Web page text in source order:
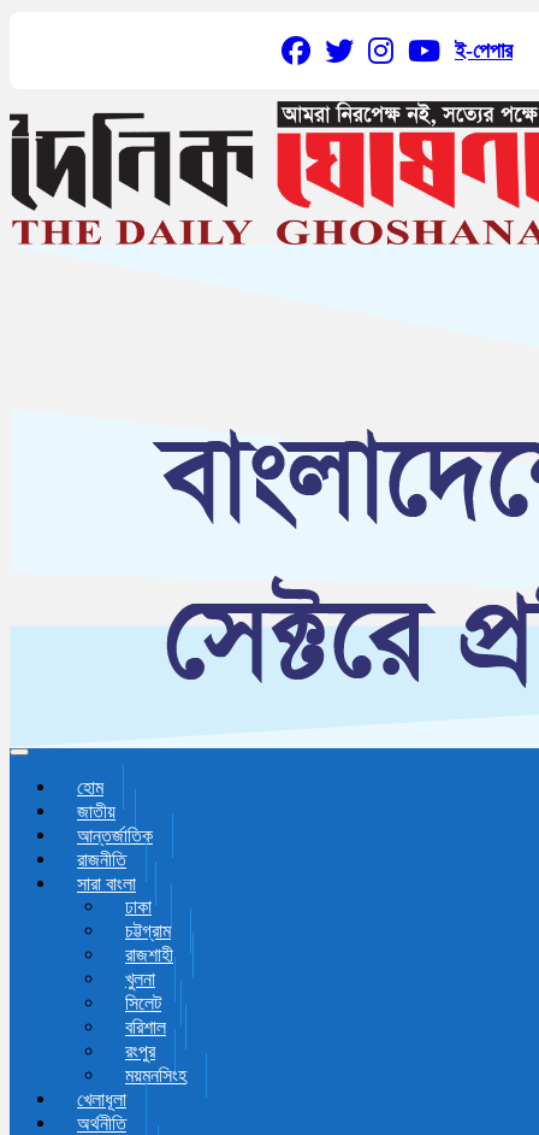
ই-পেপার
Toggle navigation
হোম
জাতীয়
আন্তর্জাতিক
রাজনীতি
সারা বাংলা
ঢাকা
চট্টগ্রাম
রাজশাহী
খুলনা
সিলেট
বরিশাল
রংপুর
ময়মনসিংহ
খেলাধূলা
অর্থনীতি